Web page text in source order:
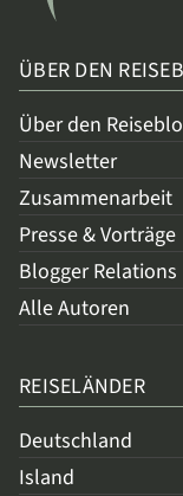
ÜBER DEN
Über den
Newsletter
Zusammenarbeit
Presse & Vorträge
Blogger Relations
Alle Autoren
REISELÄNDER
Deutschland
Island